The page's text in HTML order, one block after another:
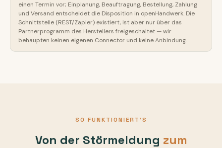
einen Termin vor; Einplanung, Beauftragung, Bestellung, Zahlung
und Versand entscheidet die Disposition in openHandwerk. Die
Schnittstelle (REST/Zapier) existiert, ist aber nur über das
Partnerprogramm des Herstellers freigeschaltet — wir
behaupten keinen eigenen Connector und keine Anbindung.
SO FUNKTIONIERT'S
Von der Störmeldung zum